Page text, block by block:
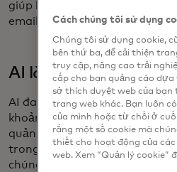
giúp khuyến khích nhân viên
email để phù hợp tốt hơn với
AI là trợ lý quy trình
AI đang được tích hợp vào
khoảnh khắc hàng ngày - ví
quản lý phê duyệt yêu cầu
trong nhóm. Công cụ lập lịch
chúng tôi sử dụng AI để phối
Cách chúng tôi sử dụng
Chúng tôi sử dụng cookie,
bên thứ ba, để cải thiện
truy cập, nâng cao trải
cấp cho bạn quảng cáo
sở thích duyệt web của bạn
trang web khác. Bạn luôn
của mình hoặc từ chối ở
rằng một số cookie mà
thiết cho hoạt động của
web. Xem “Quản lý cookie”